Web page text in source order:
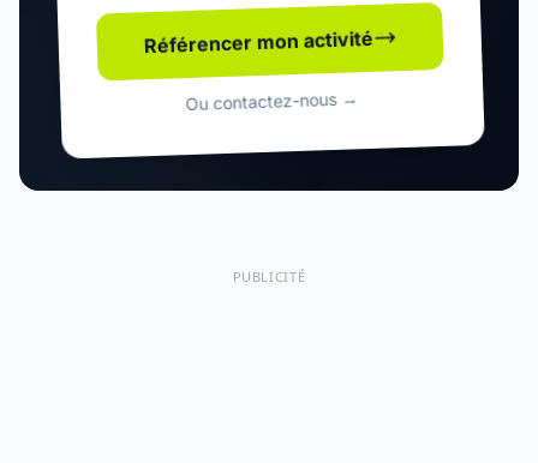
Référencer mon activité
Ou contactez-nous →
PUBLICITÉ